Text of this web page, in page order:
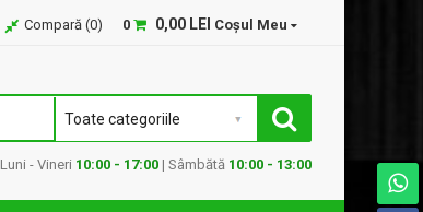
Compară (0) 0 0,00 LEI Coșul Meu
Luni - Vineri 10:00 - 17:00 | Sâmbătă 10:00 - 13:00